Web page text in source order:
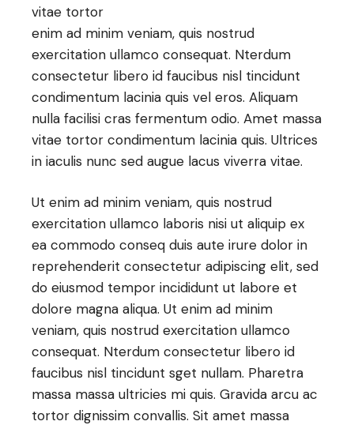
vitae tortor
enim ad minim veniam, quis nostrud
exercitation ullamco consequat. Nterdum
consectetur libero id faucibus nisl tincidunt
condimentum lacinia quis vel eros. Aliquam
nulla facilisi cras fermentum odio. Amet massa
vitae tortor condimentum lacinia quis. Ultrices
in iaculis nunc sed augue lacus viverra vitae.
Ut enim ad minim veniam, quis nostrud
exercitation ullamco laboris nisi ut aliquip ex
ea commodo conseq duis aute irure dolor in
reprehenderit consectetur adipiscing elit, sed
do eiusmod tempor incididunt ut labore et
dolore magna aliqua. Ut enim ad minim
veniam, quis nostrud exercitation ullamco
consequat. Nterdum consectetur libero id
faucibus nisl tincidunt sget nullam. Pharetra
massa massa ultricies mi quis. Gravida arcu ac
tortor dignissim convallis. Sit amet massa